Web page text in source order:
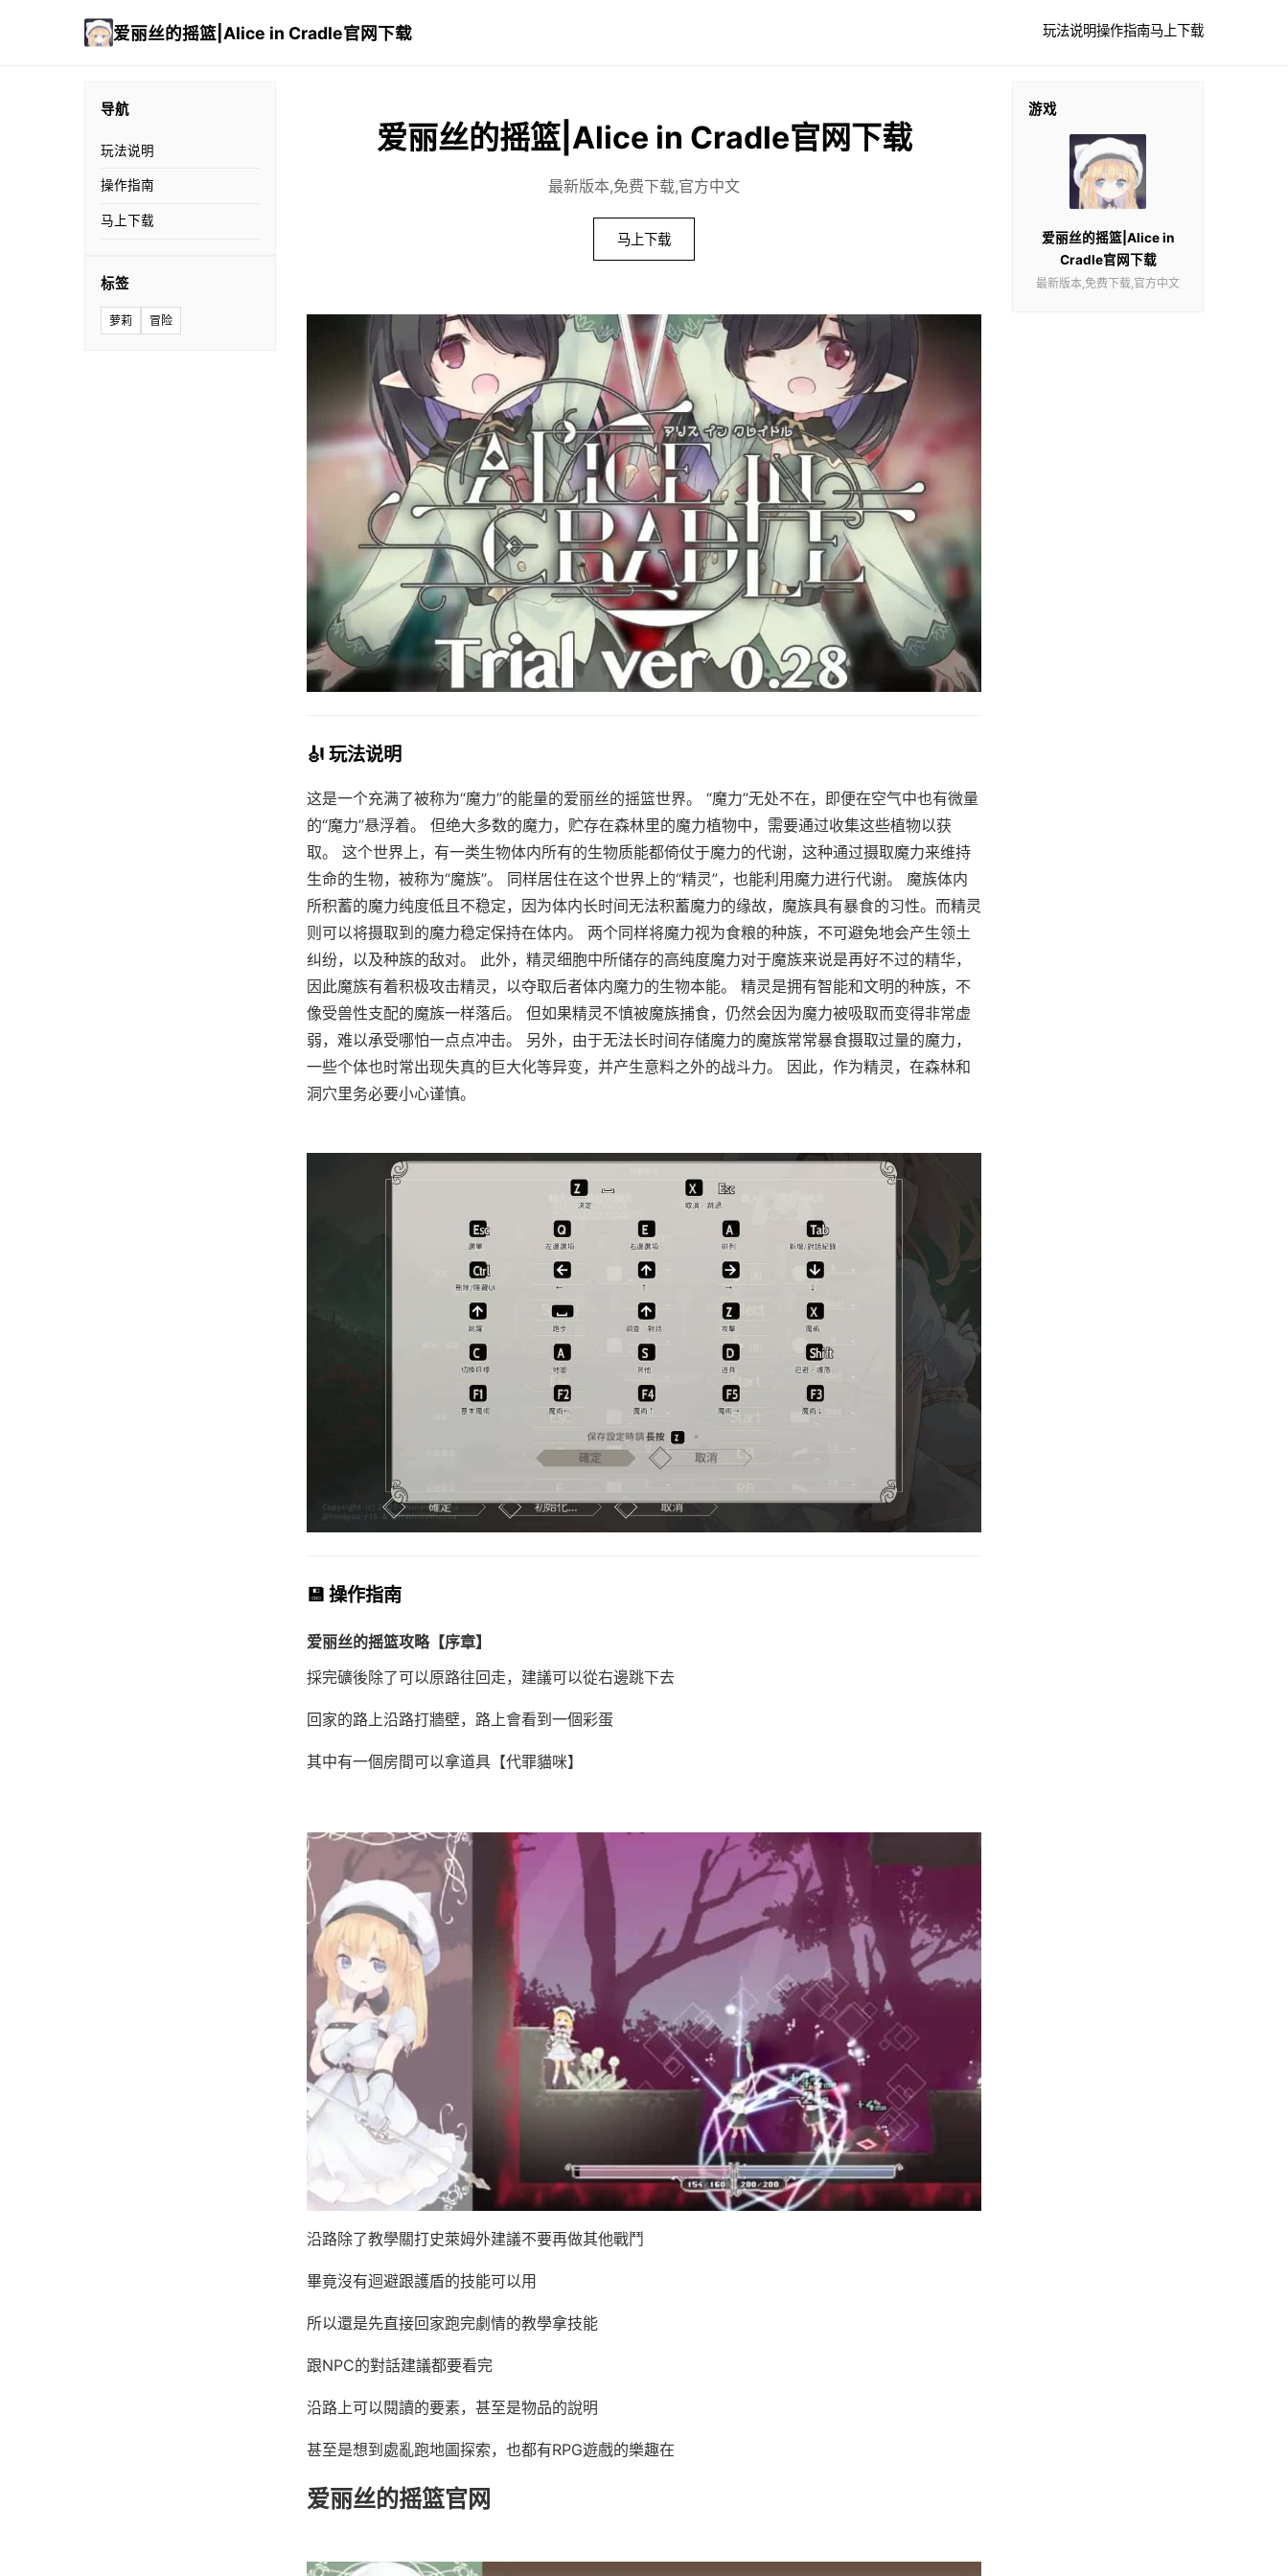
爱丽丝的摇篮|Alice in Cradle官网下载 玩法说明操作指南马上下载
导航
玩法说明
操作指南
马上下载
标签
萝莉 冒险
爱丽丝的摇篮|Alice in Cradle官网下载
最新版本,免费下载,官方中文
马上下载
🎻 玩法说明
这是一个充满了被称为“魔力”的能量的爱丽丝的摇篮世界。 “魔力”无处不在，即便在空气中也有微量
的“魔力”悬浮着。 但绝大多数的魔力，贮存在森林里的魔力植物中，需要通过收集这些植物以获
取。 这个世界上，有一类生物体内所有的生物质能都倚仗于魔力的代谢，这种通过摄取魔力来维持
生命的生物，被称为“魔族”。 同样居住在这个世界上的“精灵”，也能利用魔力进行代谢。 魔族体内
所积蓄的魔力纯度低且不稳定，因为体内长时间无法积蓄魔力的缘故，魔族具有暴食的习性。而精灵
则可以将摄取到的魔力稳定保持在体内。 两个同样将魔力视为食粮的种族，不可避免地会产生领土
纠纷，以及种族的敌对。 此外，精灵细胞中所储存的高纯度魔力对于魔族来说是再好不过的精华，
因此魔族有着积极攻击精灵，以夺取后者体内魔力的生物本能。 精灵是拥有智能和文明的种族，不
像受兽性支配的魔族一样落后。 但如果精灵不慎被魔族捕食，仍然会因为魔力被吸取而变得非常虚
弱，难以承受哪怕一点点冲击。 另外，由于无法长时间存储魔力的魔族常常暴食摄取过量的魔力，
一些个体也时常出现失真的巨大化等异变，并产生意料之外的战斗力。 因此，作为精灵，在森林和
洞穴里务必要小心谨慎。
💾 操作指南
爱丽丝的摇篮攻略【序章】
採完礦後除了可以原路往回走，建議可以從右邊跳下去
回家的路上沿路打牆壁，路上會看到一個彩蛋
其中有一個房間可以拿道具【代罪貓咪】
沿路除了教學關打史萊姆外建議不要再做其他戰鬥
畢竟沒有迴避跟護盾的技能可以用
所以還是先直接回家跑完劇情的教學拿技能
跟NPC的對話建議都要看完
沿路上可以閱讀的要素，甚至是物品的說明
甚至是想到處亂跑地圖探索，也都有RPG遊戲的樂趣在
爱丽丝的摇篮官网
游戏
爱丽丝的摇篮|Alice in
Cradle官网下载
最新版本,免费下载,官方中文